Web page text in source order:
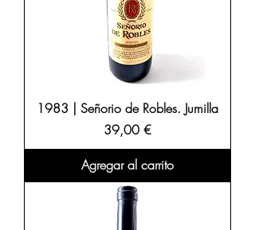
1983 | Señorio de Robles. Jumilla
Precio
39,00 €
Agregar al carrito